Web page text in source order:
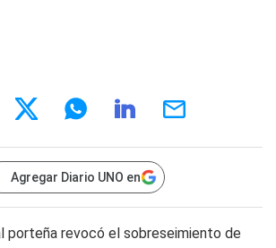
Agregar Diario UNO en
porteña revocó el sobreseimiento de